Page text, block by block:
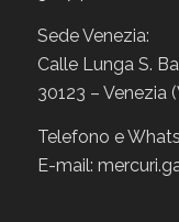
Sede Venezia:
Calle Lunga S.
30123 – Venezia
Telefono e
E-mail: